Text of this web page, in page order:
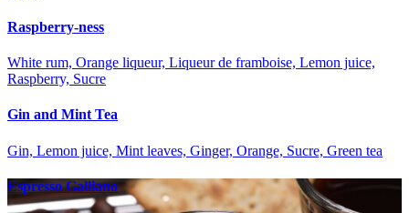
Raspberry-ness
White rum, Orange liqueur, Liqueur de framboise, Lemon juice,
Raspberry, Sucre
Gin and Mint Tea
Gin, Lemon juice, Mint leaves, Ginger, Orange, Sucre, Green tea
Espresso Galliano